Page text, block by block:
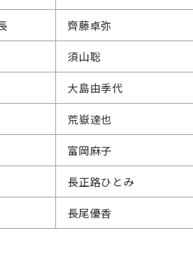
齊藤卓弥
須山聡
大島由季代
荒嶽達也
富岡麻子
長正路ひとみ
長尾優香